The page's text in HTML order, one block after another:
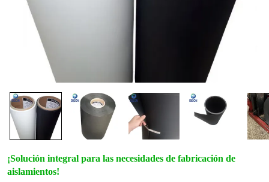
¡Solución integral para las necesidades de fabricación de
aislamientos!